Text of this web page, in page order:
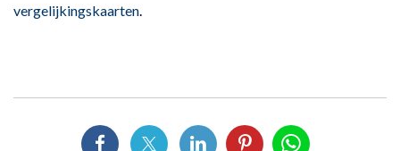
vergelijkingskaarten